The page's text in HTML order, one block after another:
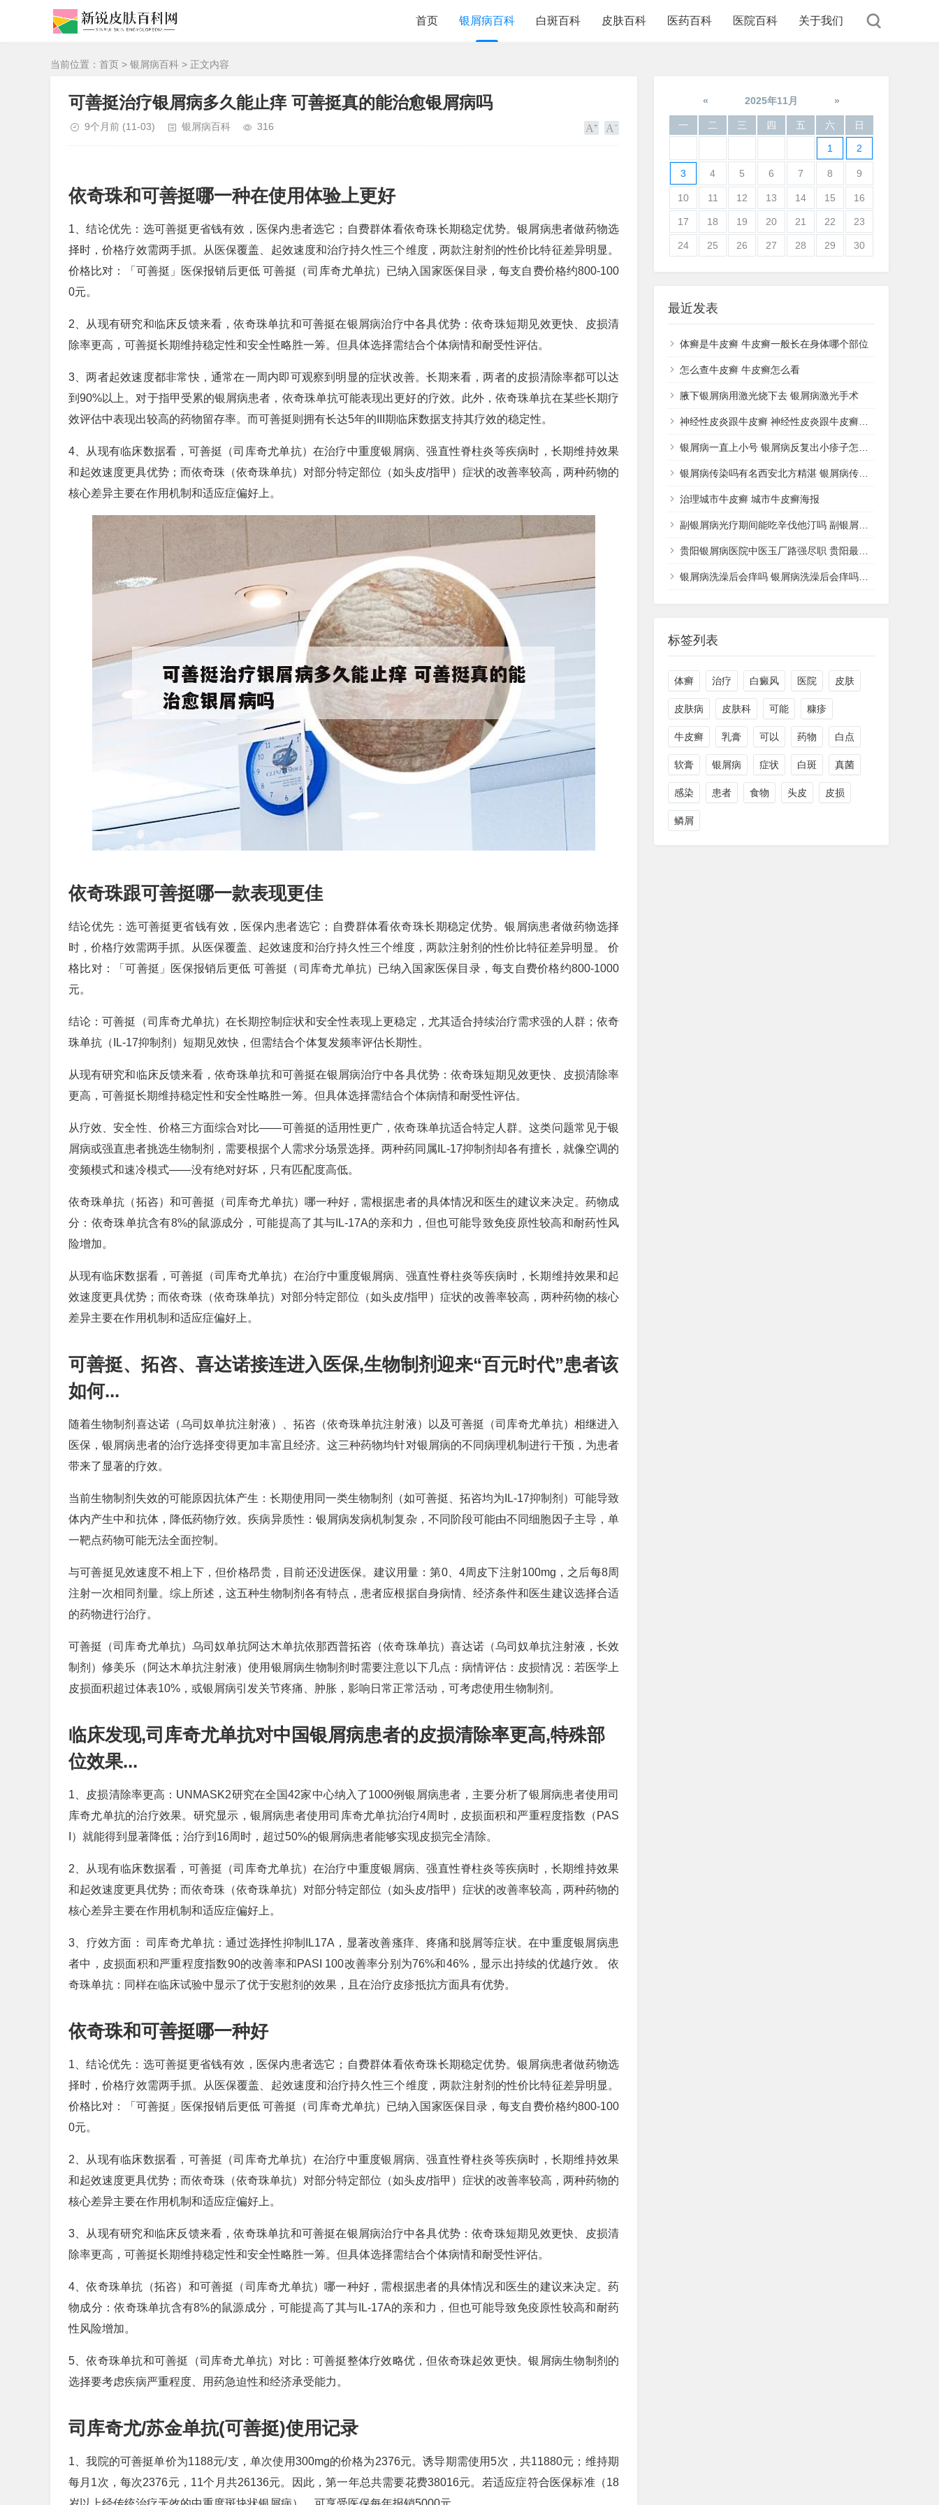
首页 银屑病百科 白斑百科 皮肤百科 医药百科 医院百科 关于我们
当前位置： 首页 > 银屑病百科 > 正文内容
可善挺治疗银屑病多久能止痒 可善挺真的能治愈银屑病吗
9个月前 (11-03) 银屑病百科 316
依奇珠和可善挺哪一种在使用体验上更好
1、结论优先：选可善挺更省钱有效，医保内患者选它；自费群体看依奇珠长期稳定优势。银屑病患者做药物选
择时，价格疗效需两手抓。从医保覆盖、起效速度和治疗持久性三个维度，两款注射剂的性价比特征差异明显。
价格比对：「可善挺」医保报销后更低 可善挺（司库奇尤单抗）已纳入国家医保目录，每支自费价格约800-100
0元。
2、从现有研究和临床反馈来看，依奇珠单抗和可善挺在银屑病治疗中各具优势：依奇珠短期见效更快、皮损清
除率更高，可善挺长期维持稳定性和安全性略胜一筹。但具体选择需结合个体病情和耐受性评估。
3、两者起效速度都非常快，通常在一周内即可观察到明显的症状改善。长期来看，两者的皮损清除率都可以达
到90%以上。对于指甲受累的银屑病患者，依奇珠单抗可能表现出更好的疗效。此外，依奇珠单抗在某些长期疗
效评估中表现出较高的药物留存率。而可善挺则拥有长达5年的III期临床数据支持其疗效的稳定性。
4、从现有临床数据看，可善挺（司库奇尤单抗）在治疗中重度银屑病、强直性脊柱炎等疾病时，长期维持效果
和起效速度更具优势；而依奇珠（依奇珠单抗）对部分特定部位（如头皮/指甲）症状的改善率较高，两种药物的
核心差异主要在作用机制和适应症偏好上。
依奇珠跟可善挺哪一款表现更佳
结论优先：选可善挺更省钱有效，医保内患者选它；自费群体看依奇珠长期稳定优势。银屑病患者做药物选择
时，价格疗效需两手抓。从医保覆盖、起效速度和治疗持久性三个维度，两款注射剂的性价比特征差异明显。 价
格比对：「可善挺」医保报销后更低 可善挺（司库奇尤单抗）已纳入国家医保目录，每支自费价格约800-1000
元。
结论：可善挺（司库奇尤单抗）在长期控制症状和安全性表现上更稳定，尤其适合持续治疗需求强的人群；依奇
珠单抗（IL-17抑制剂）短期见效快，但需结合个体复发频率评估长期性。
从现有研究和临床反馈来看，依奇珠单抗和可善挺在银屑病治疗中各具优势：依奇珠短期见效更快、皮损清除率
更高，可善挺长期维持稳定性和安全性略胜一筹。但具体选择需结合个体病情和耐受性评估。
从疗效、安全性、价格三方面综合对比——可善挺的适用性更广，依奇珠单抗适合特定人群。这类问题常见于银
屑病或强直患者挑选生物制剂，需要根据个人需求分场景选择。两种药同属IL-17抑制剂却各有擅长，就像空调的
变频模式和速冷模式——没有绝对好坏，只有匹配度高低。
依奇珠单抗（拓咨）和可善挺（司库奇尤单抗）哪一种好，需根据患者的具体情况和医生的建议来决定。药物成
分：依奇珠单抗含有8%的鼠源成分，可能提高了其与IL-17A的亲和力，但也可能导致免疫原性较高和耐药性风
险增加。
从现有临床数据看，可善挺（司库奇尤单抗）在治疗中重度银屑病、强直性脊柱炎等疾病时，长期维持效果和起
效速度更具优势；而依奇珠（依奇珠单抗）对部分特定部位（如头皮/指甲）症状的改善率较高，两种药物的核心
差异主要在作用机制和适应症偏好上。
可善挺、拓咨、喜达诺接连进入医保,生物制剂迎来“百元时代”患者该
如何...
随着生物制剂喜达诺（乌司奴单抗注射液）、拓咨（依奇珠单抗注射液）以及可善挺（司库奇尤单抗）相继进入
医保，银屑病患者的治疗选择变得更加丰富且经济。这三种药物均针对银屑病的不同病理机制进行干预，为患者
带来了显著的疗效。
当前生物制剂失效的可能原因抗体产生：长期使用同一类生物制剂（如可善挺、拓咨均为IL-17抑制剂）可能导致
体内产生中和抗体，降低药物疗效。疾病异质性：银屑病发病机制复杂，不同阶段可能由不同细胞因子主导，单
一靶点药物可能无法全面控制。
与可善挺见效速度不相上下，但价格昂贵，目前还没进医保。建议用量：第0、4周皮下注射100mg，之后每8周
注射一次相同剂量。综上所述，这五种生物制剂各有特点，患者应根据自身病情、经济条件和医生建议选择合适
的药物进行治疗。
可善挺（司库奇尤单抗）乌司奴单抗阿达木单抗依那西普拓咨（依奇珠单抗）喜达诺（乌司奴单抗注射液，长效
制剂）修美乐（阿达木单抗注射液）使用银屑病生物制剂时需要注意以下几点：病情评估：皮损情况：若医学上
皮损面积超过体表10%，或银屑病引发关节疼痛、肿胀，影响日常正常活动，可考虑使用生物制剂。
临床发现,司库奇尤单抗对中国银屑病患者的皮损清除率更高,特殊部
位效果...
1、皮损清除率更高：UNMASK2研究在全国42家中心纳入了1000例银屑病患者，主要分析了银屑病患者使用司
库奇尤单抗的治疗效果。研究显示，银屑病患者使用司库奇尤单抗治疗4周时，皮损面积和严重程度指数（PAS
I）就能得到显著降低；治疗到16周时，超过50%的银屑病患者能够实现皮损完全清除。
2、从现有临床数据看，可善挺（司库奇尤单抗）在治疗中重度银屑病、强直性脊柱炎等疾病时，长期维持效果
和起效速度更具优势；而依奇珠（依奇珠单抗）对部分特定部位（如头皮/指甲）症状的改善率较高，两种药物的
核心差异主要在作用机制和适应症偏好上。
3、疗效方面： 司库奇尤单抗：通过选择性抑制IL17A，显著改善瘙痒、疼痛和脱屑等症状。在中重度银屑病患
者中，皮损面积和严重程度指数90的改善率和PASI 100改善率分别为76%和46%，显示出持续的优越疗效。 依
奇珠单抗：同样在临床试验中显示了优于安慰剂的效果，且在治疗皮疹抵抗方面具有优势。
依奇珠和可善挺哪一种好
1、结论优先：选可善挺更省钱有效，医保内患者选它；自费群体看依奇珠长期稳定优势。银屑病患者做药物选
择时，价格疗效需两手抓。从医保覆盖、起效速度和治疗持久性三个维度，两款注射剂的性价比特征差异明显。
价格比对：「可善挺」医保报销后更低 可善挺（司库奇尤单抗）已纳入国家医保目录，每支自费价格约800-100
0元。
2、从现有临床数据看，可善挺（司库奇尤单抗）在治疗中重度银屑病、强直性脊柱炎等疾病时，长期维持效果
和起效速度更具优势；而依奇珠（依奇珠单抗）对部分特定部位（如头皮/指甲）症状的改善率较高，两种药物的
核心差异主要在作用机制和适应症偏好上。
3、从现有研究和临床反馈来看，依奇珠单抗和可善挺在银屑病治疗中各具优势：依奇珠短期见效更快、皮损清
除率更高，可善挺长期维持稳定性和安全性略胜一筹。但具体选择需结合个体病情和耐受性评估。
4、依奇珠单抗（拓咨）和可善挺（司库奇尤单抗）哪一种好，需根据患者的具体情况和医生的建议来决定。药
物成分：依奇珠单抗含有8%的鼠源成分，可能提高了其与IL-17A的亲和力，但也可能导致免疫原性较高和耐药
性风险增加。
5、依奇珠单抗和可善挺（司库奇尤单抗）对比：可善挺整体疗效略优，但依奇珠起效更快。银屑病生物制剂的
选择要考虑疾病严重程度、用药急迫性和经济承受能力。
司库奇尤/苏金单抗(可善挺)使用记录
1、我院的可善挺单价为1188元/支，单次使用300mg的价格为2376元。诱导期需使用5次，共11880元；维持期
每月1次，每次2376元，11个月共26136元。因此，第一年总共需要花费38016元。若适应症符合医保标准（18
« 2025年11月 »
一 二 三 四 五 六 日
1 2
3 4 5 6 7 8 9
10 11 12 13 14 15 16
17 18 19 20 21 22 23
24 25 26 27 28 29 30
最近发表
体癣是牛皮癣 牛皮癣一般长在身体哪个部位
怎么查牛皮癣 牛皮癣怎么看
腋下银屑病用激光烧下去 银屑病激光手术
神经性皮炎跟牛皮癣 神经性皮炎跟牛皮癣哪个好治
银屑病一直上小号 银屑病反复出小疹子怎么办好
银屑病传染吗有名西安北方精湛 银屑病传播途径
治理城市牛皮癣 城市牛皮癣海报
副银屑病光疗期间能吃辛伐他汀吗 副银屑病可以擦激素药膏吗
贵阳银屑病医院中医玉厂路强尽职 贵阳最好的银屑病中医院
银屑病洗澡后会痒吗 银屑病洗澡后会痒吗怎么治疗
标签列表
体癣 治疗 白癜风 医院 皮肤
皮肤病 皮肤科 可能 糠疹
牛皮癣 乳膏 可以 药物 白点
软膏 银屑病 症状 白斑 真菌
感染 患者 食物 头皮 皮损
鳞屑